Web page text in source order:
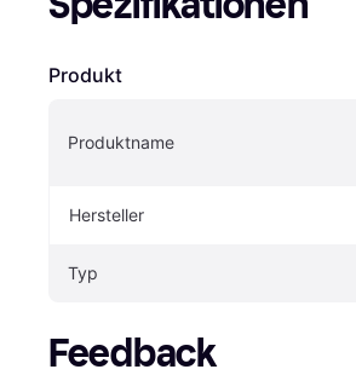
Produkt
Produktname
Hersteller
Typ
Feedback